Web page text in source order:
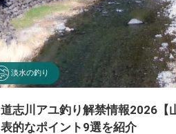
淡水の釣り
道志川アユ釣り解禁情報2026【
表的なポイント9選を紹介